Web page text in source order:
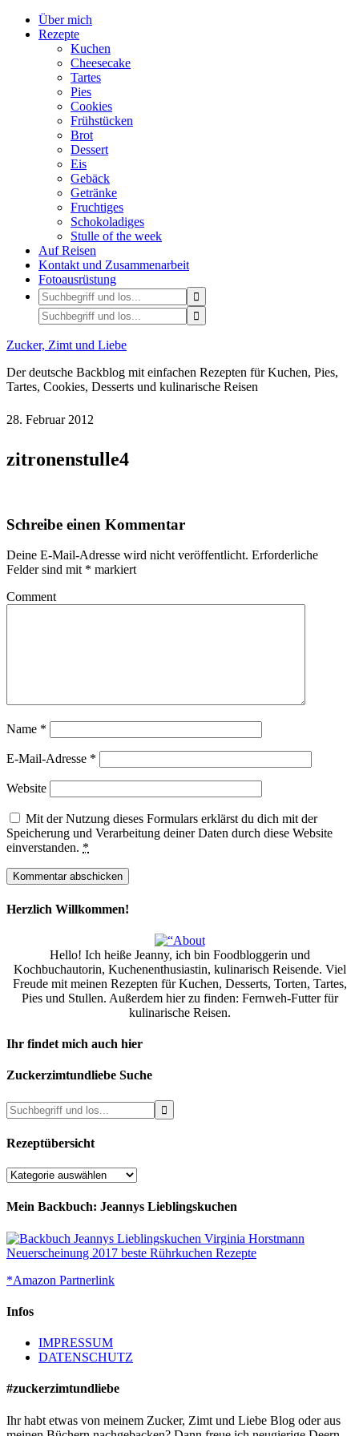
Über mich
Rezepte
Kuchen
Cheesecake
Tartes
Pies
Cookies
Frühstücken
Brot
Dessert
Eis
Gebäck
Getränke
Fruchtiges
Schokoladiges
Stulle of the week
Auf Reisen
Kontakt und Zusammenarbeit
Fotoausrüstung
Zucker, Zimt und Liebe
Der deutsche Backblog mit einfachen Rezepten für Kuchen, Pies,
Tartes, Cookies, Desserts und kulinarische Reisen
28. Februar 2012
zitronenstulle4
Schreibe einen Kommentar
Deine E-Mail-Adresse wird nicht veröffentlicht. Erforderliche
Felder sind mit * markiert
Comment
Name *
E-Mail-Adresse *
Website
Mit der Nutzung dieses Formulars erklärst du dich mit der
Speicherung und Verarbeitung deiner Daten durch diese Website
einverstanden. *
Herzlich Willkommen!
Hello! Ich heiße Jeanny, ich bin Foodbloggerin und
Kochbuchautorin, Kuchenenthusiastin, kulinarisch Reisende. Viel
Freude mit meinen Rezepten für Kuchen, Desserts, Torten, Tartes,
Pies und Stullen. Außerdem hier zu finden: Fernweh-Futter für
kulinarische Reisen.
Ihr findet mich auch hier
Zuckerzimtundliebe Suche
Rezeptübersicht
Rezeptübersicht
Mein Backbuch: Jeannys Lieblingskuchen
*Amazon Partnerlink
Infos
IMPRESSUM
DATENSCHUTZ
#zuckerzimtundliebe
Ihr habt etwas von meinem Zucker, Zimt und Liebe Blog oder aus